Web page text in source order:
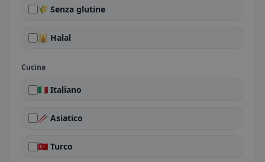
🌾 Senza glutine
🕌 Halal
Cucina
🇮🇹 Italiano
🥢 Asiatico
🇹🇷 Turco